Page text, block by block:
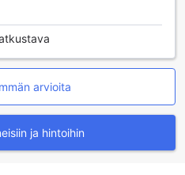
huoneissa on myös
hiusten laittamista
on varustettu ilmaisella
nesteytettynä koko päivän
lakanat ja pyyhkeet
jossa voit nauttia
arvioita
ja hintoihin